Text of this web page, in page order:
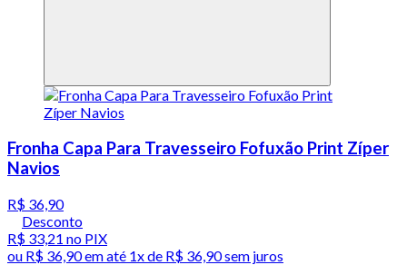
Fronha Capa Para Travesseiro Fofuxão Print Zíper
Navios
R$ 36,90
Desconto
R$ 33,21 no PIX
ou R$ 36,90em até 1x de R$ 36,90sem juros